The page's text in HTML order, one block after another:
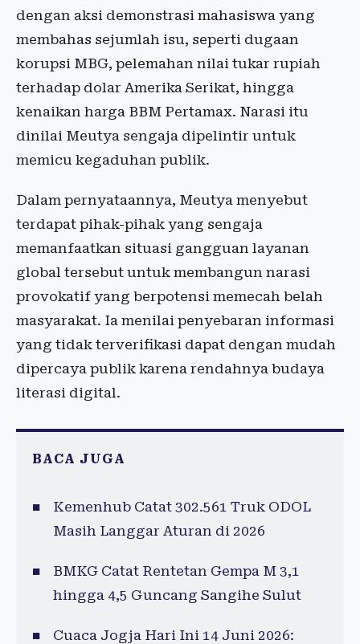
dengan aksi demonstrasi mahasiswa yang
membahas sejumlah isu, seperti dugaan
korupsi MBG, pelemahan nilai tukar rupiah
terhadap dolar Amerika Serikat, hingga
kenaikan harga BBM Pertamax. Narasi itu
dinilai Meutya sengaja dipelintir untuk
memicu kegaduhan publik.
Dalam pernyataannya, Meutya menyebut
terdapat pihak-pihak yang sengaja
memanfaatkan situasi gangguan layanan
global tersebut untuk membangun narasi
provokatif yang berpotensi memecah belah
masyarakat. Ia menilai penyebaran informasi
yang tidak terverifikasi dapat dengan mudah
dipercaya publik karena rendahnya budaya
literasi digital.
BACA JUGA
Kemenhub Catat 302.561 Truk ODOL
Masih Langgar Aturan di 2026
BMKG Catat Rentetan Gempa M 3,1
hingga 4,5 Guncang Sangihe Sulut
Cuaca Jogja Hari Ini 14 Juni 2026: